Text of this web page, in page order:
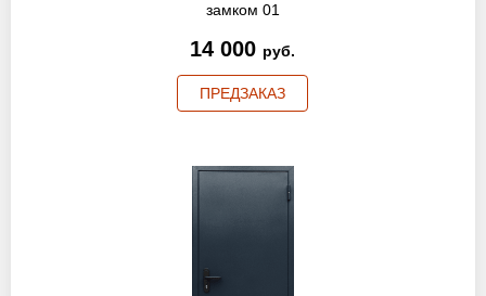
замком 01
14 000 руб.
ПРЕДЗАКАЗ